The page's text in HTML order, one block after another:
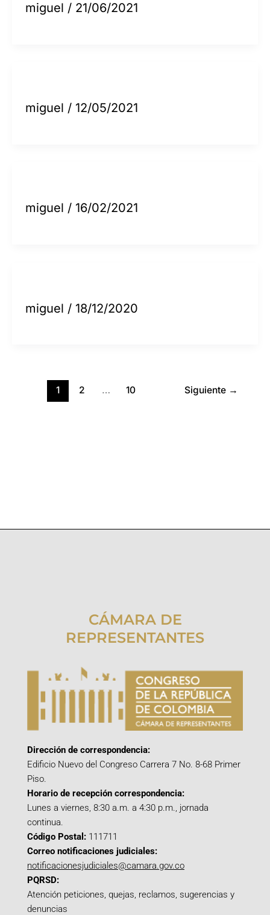
miguel / 21/06/2021
miguel / 12/05/2021
miguel / 16/02/2021
miguel / 18/12/2020
1 2 … 10 Siguiente →
CÁMARA DE
REPRESENTANTES
Dirección de correspondencia:
Edificio Nuevo del Congreso Carrera 7 No. 8-68 Primer
Piso.
Horario de recepción correspondencia:
Lunes a viernes, 8:30 a.m. a 4:30 p.m., jornada
continua.
Código Postal: 111711
Correo notificaciones judiciales:
notificacionesjudiciales@camara.gov.co
PQRSD:
Atención peticiones, quejas, reclamos, sugerencias y
denuncias